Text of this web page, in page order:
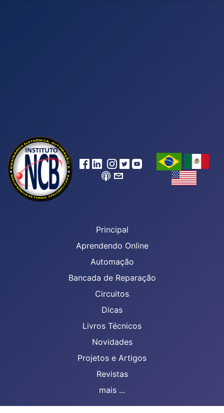
Principal
Aprendendo Online
Automação
Bancada de Reparação
Circuitos
Dicas
Livros Técnicos
Novidades
Projetos e Artigos
Revistas
mais ...